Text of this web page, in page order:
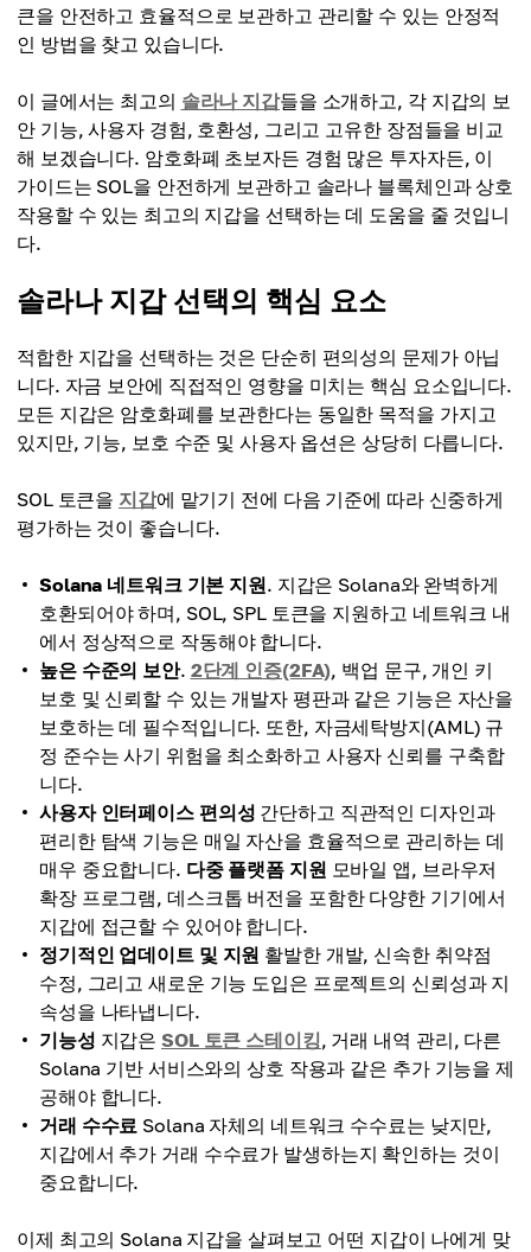
큰을 안전하고 효율적으로 보관하고 관리할 수 있는 안정적
인 방법을 찾고 있습니다.
이 글에서는 최고의 솔라나 지갑들을 소개하고, 각 지갑의 보
안 기능, 사용자 경험, 호환성, 그리고 고유한 장점들을 비교
해 보겠습니다. 암호화폐 초보자든 경험 많은 투자자든, 이
가이드는 SOL을 안전하게 보관하고 솔라나 블록체인과 상호
작용할 수 있는 최고의 지갑을 선택하는 데 도움을 줄 것입니
다.
솔라나 지갑 선택의 핵심 요소
적합한 지갑을 선택하는 것은 단순히 편의성의 문제가 아닙
니다. 자금 보안에 직접적인 영향을 미치는 핵심 요소입니다.
모든 지갑은 암호화폐를 보관한다는 동일한 목적을 가지고
있지만, 기능, 보호 수준 및 사용자 옵션은 상당히 다릅니다.
SOL 토큰을 지갑에 맡기기 전에 다음 기준에 따라 신중하게
평가하는 것이 좋습니다.
Solana 네트워크 기본 지원. 지갑은 Solana와 완벽하게
호환되어야 하며, SOL, SPL 토큰을 지원하고 네트워크 내
에서 정상적으로 작동해야 합니다.
높은 수준의 보안. 2단계 인증(2FA), 백업 문구, 개인 키
보호 및 신뢰할 수 있는 개발자 평판과 같은 기능은 자산을
보호하는 데 필수적입니다. 또한, 자금세탁방지(AML) 규
정 준수는 사기 위험을 최소화하고 사용자 신뢰를 구축합
니다.
사용자 인터페이스 편의성 간단하고 직관적인 디자인과
편리한 탐색 기능은 매일 자산을 효율적으로 관리하는 데
매우 중요합니다. 다중 플랫폼 지원 모바일 앱, 브라우저
확장 프로그램, 데스크톱 버전을 포함한 다양한 기기에서
지갑에 접근할 수 있어야 합니다.
정기적인 업데이트 및 지원 활발한 개발, 신속한 취약점
수정, 그리고 새로운 기능 도입은 프로젝트의 신뢰성과 지
속성을 나타냅니다.
기능성 지갑은SOL 토큰 스테이킹, 거래 내역 관리, 다른
Solana 기반 서비스와의 상호 작용과 같은 추가 기능을 제
공해야 합니다.
거래 수수료 Solana 자체의 네트워크 수수료는 낮지만,
지갑에서 추가 거래 수수료가 발생하는지 확인하는 것이
중요합니다.
이제 최고의 Solana 지갑을 살펴보고 어떤 지갑이 나에게 맞